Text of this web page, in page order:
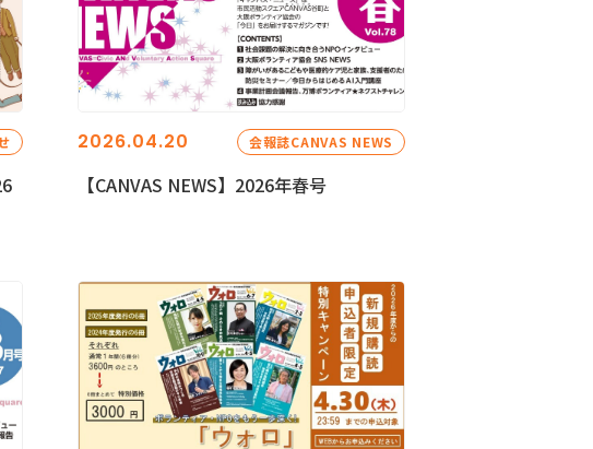
2026.04.20 会報誌CANVAS NEWS
【CANVAS NEWS】2026年春号